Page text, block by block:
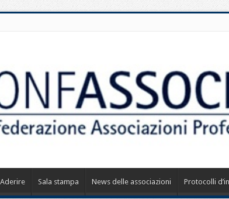
Sala stampa News delle associazioni Protocolli